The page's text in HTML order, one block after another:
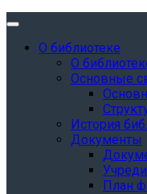
О библиотеке
О
Основные
История
Документы
План